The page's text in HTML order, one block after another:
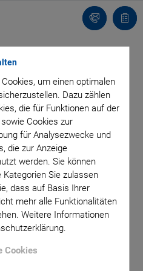
um einen optimalen
Dazu zählen
die für Funktionen auf der
Cookies zur
für Analysezwecke und
die zur Anzeige
werden. Sie können
Sie zulassen
dass auf Basis Ihrer
mehr alle Funktionalitäten
Weitere Informationen
Cookies
Kontakt
Nanopositionierung
Technologie